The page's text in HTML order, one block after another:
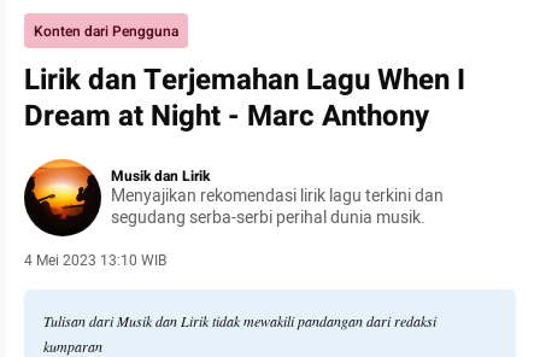
Konten dari Pengguna
Lirik dan Terjemahan Lagu When I
Dream at Night - Marc Anthony
Musik dan Lirik
Menyajikan rekomendasi lirik lagu terkini dan
segudang serba-serbi perihal dunia musik.
4 Mei 2023 13:10 WIB
Tulisan dari Musik dan Lirik tidak mewakili pandangan dari redaksi
kumparan